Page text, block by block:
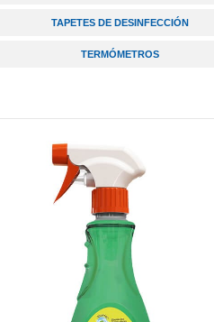
TAPETES DE DESINFECCIÓN
TERMÓMETROS